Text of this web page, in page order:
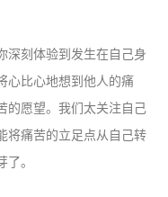
深刻体验到发生在自己身
心比心地想到他人的痛
的愿望。我们太关注自己
将痛苦的立足点从自己转
。